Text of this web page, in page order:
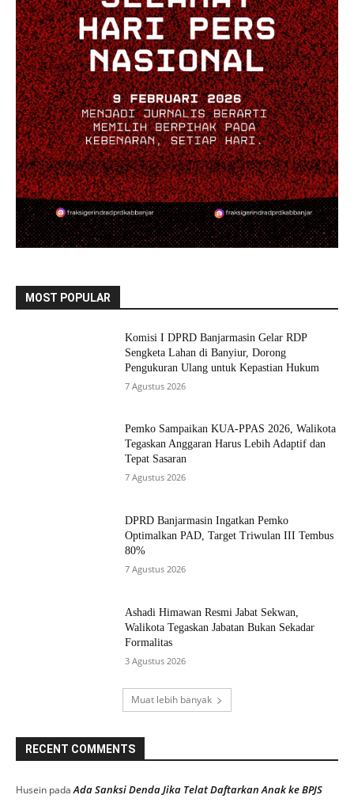
MOST POPULAR
Komisi I DPRD Banjarmasin Gelar RDP
Sengketa Lahan di Banyiur, Dorong
Pengukuran Ulang untuk Kepastian Hukum
7 Agustus 2026
Pemko Sampaikan KUA-PPAS 2026, Walikota
Tegaskan Anggaran Harus Lebih Adaptif dan
Tepat Sasaran
7 Agustus 2026
DPRD Banjarmasin Ingatkan Pemko
Optimalkan PAD, Target Triwulan III Tembus
80%
7 Agustus 2026
Ashadi Himawan Resmi Jabat Sekwan,
Walikota Tegaskan Jabatan Bukan Sekadar
Formalitas
3 Agustus 2026
Muat lebih banyak
RECENT COMMENTS
Husein padaAda Sanksi Denda Jika Telat Daftarkan Anak ke BPJS